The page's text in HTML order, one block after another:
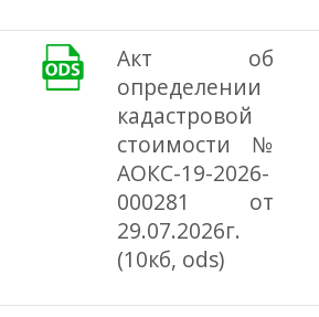
Акт об
определении
кадастровой
стоимости №
АОКС-19-2026-
000281 от
29.07.2026г.
(10кб, ods)